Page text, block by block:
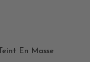
En Masse